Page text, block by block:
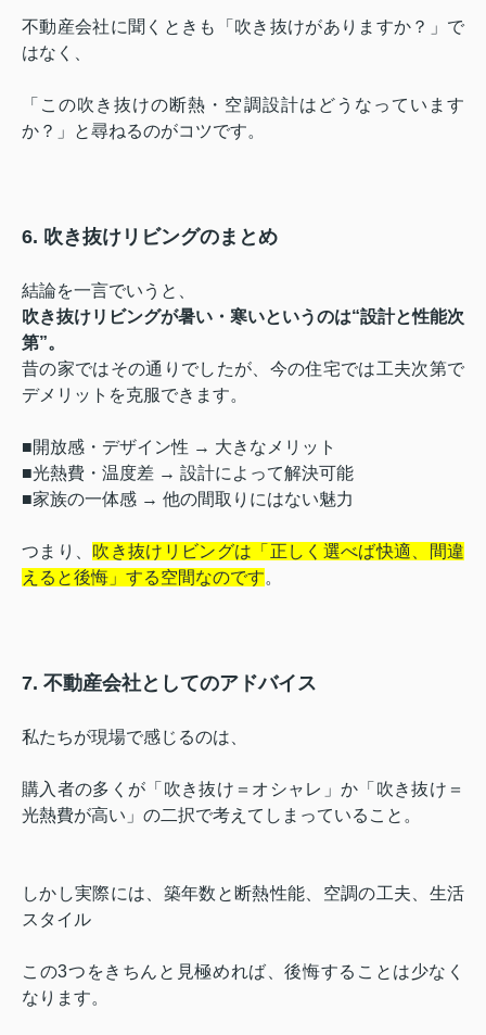
不動産会社に聞くときも「吹き抜けがありますか？」で
はなく、
「この吹き抜けの断熱・空調設計はどうなっています
か？」と尋ねるのがコツです。
6. 吹き抜けリビングのまとめ
結論を一言でいうと、
吹き抜けリビングが暑い・寒いというのは“設計と性能次
第”。
昔の家ではその通りでしたが、今の住宅では工夫次第で
デメリットを克服できます。
■開放感・デザイン性 → 大きなメリット
■光熱費・温度差 → 設計によって解決可能
■家族の一体感 → 他の間取りにはない魅力
つまり、 吹き抜けリビングは「正しく選べば快適、間違
えると後悔」する空間なのです。
7. 不動産会社としてのアドバイス
私たちが現場で感じるのは、
購入者の多くが「吹き抜け＝オシャレ」か「吹き抜け＝
光熱費が高い」の二択で考えてしまっていること。
しかし実際には、 築年数と断熱性能、 空調の工夫、 生活
スタイル
この3つをきちんと見極めれば、後悔することは少なく
なります。